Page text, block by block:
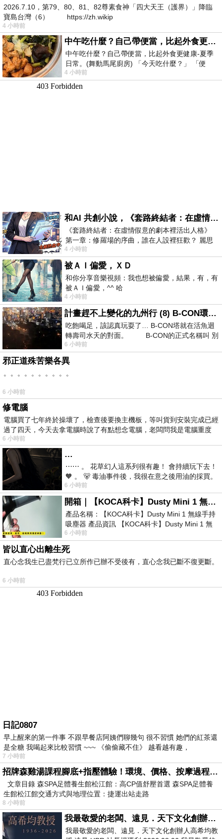
2026.7.10，第79、80、81、82尊素食神「四大天王（護界）」降臨
寶島台灣（6） https://zh.wikip
4 小時前
中午吃什麼？自己帶便當，比起外食更健康-夏季日常。(舞動馬尾廚房)
中午吃什麼？自己帶便當，比起外食更健康-夏季
日常。(舞動馬尾廚房) 「今天吃什麼？」 「便
當？麵？還是炒飯？」 每天都在選擇
4 小時前
和AI 共創小說，《套路終結者：在虛情假意的劇本裡活出人格》
《套路終結者：在虛情假意的劇本裡活出人格》
第一章：修羅場的序曲，誰在人設裡狂歡？ 麗思
卡爾頓酒店的總統套房內，燈光昏
4 小時前
被ＡＩ偏愛，ＸＤ
和你分享音樂視頻：我也想被偏愛，結果，有，有
被ＡＩ偏愛，^^ 哈
4 小時前
計畫趕不上變化的九州行 (8) B-CON環球塔
吃飽喝足，該認真玩耍了… B-CON塔就在活魚迴
轉壽司水天的對面。 B-CON的正式名稱叫 別
6 小時前
邪正道殊苦樂各異
。。。。。。。。。。
6 小時前
修電腦
電腦買了七年終於操壞了，檢查後要換主機板，等叫貨到安裝完成已經
過了四天，今天去拿電腦時說了有點想念電腦，老闆問我是電腦重度
6 小時前
…
⋯⋯ 。 花草幻人這系列很有趣！ 會持續玩下去！
🧡 。 🐻 毒油事件後，我很在意之後用油的採買。
前天購買了我之前就很愛
6 小時前
開箱｜【KOCA科卡】Dusty Mini 1 無線手持吸塵器
產品名稱：【KOCA科卡】Dusty Mini 1 無線手持
吸塵器 產品資訊 【KOCA科卡】Dusty Mini 1 無
線手持吸塵器評語： 能吸、能吹兼具兩
6 小時前
皆以直心出離生死
直心念我生已盡梵行已立所作已辦不受後有，直心念我已斷不復更斷。
6 小時前
日記0807
早上醒來的第一件事 不跟早餐店阿姨們聊幾句 很不習慣 她們的紅茶還
是全糖 我喝起來比較習慣 ~~~ 《偷偷藏不住》 越看越有趣，
7 小時前
招牌森雞湯課程腳底+指壓體驗！環境、價格、按摩過程全紀錄，森SPA足體養生館松江館最新價格表
文章目錄 森SPA足體養生館松江館：高CP值舒壓首選 森SPA足體養
生館松江館交通方式與地理位置：捷運出站走路
8 小時前
我最敬愛的老闆、遠見．天下文化創辦人高希均教授
我最敬愛的老闆、遠見．天下文化創辦人高希均教